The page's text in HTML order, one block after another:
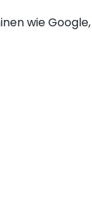
wie Google,